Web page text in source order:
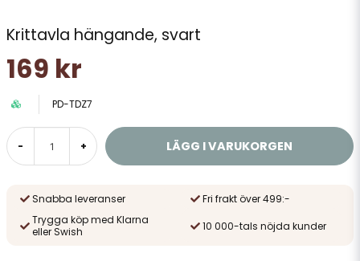
Krittavla hängande, svart
169 kr
PD-TDZ7
- + LÄGG I VARUKORGEN
Snabba leveranser
Fri frakt över 499:-
Trygga köp med Klarna
eller Swish
10 000-tals nöjda kunder